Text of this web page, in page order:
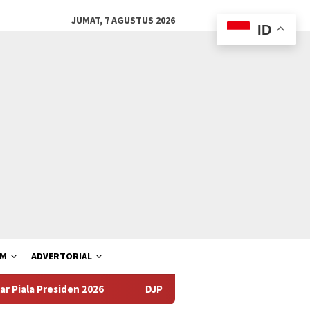
JUMAT, 7 AGUSTUS 2026
ADVERTORIAL
2026 DJP dan BPOM Dorong UMKM Naik Kelas
ID